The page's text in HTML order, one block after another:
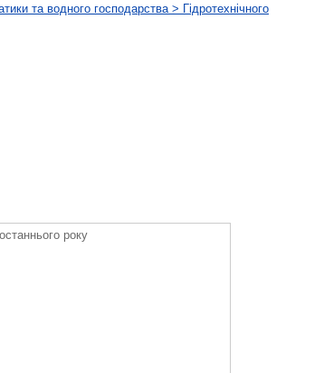
та водного господарства > Гідротехнічного
року